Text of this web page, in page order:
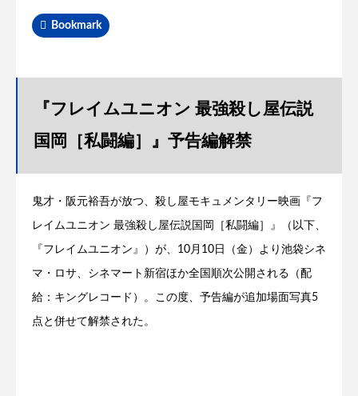
Bookmark
『フレイムユニオン 最強殺し屋伝説
国岡［私闘編］』予告編解禁
鬼才・阪元裕吾が放つ、殺し屋モキュメンタリー映画『フ
レイムユニオン 最強殺し屋伝説国岡［私闘編］』（以下、
『フレイムユニオン』）が、10月10日（金）より池袋シネ
マ・ロサ、シネマート新宿ほか全国順次公開される（配
給：キングレコード）。この度、予告編が追加場面写真5
点と併せて解禁された。